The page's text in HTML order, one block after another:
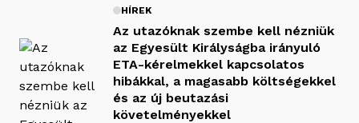
HÍREK
Az utazóknak szembe kell nézniük
az Egyesült Királyságba irányuló
ETA-kérelmekkel kapcsolatos
hibákkal, a magasabb költségekkel
és az új beutazási
követelményekkel